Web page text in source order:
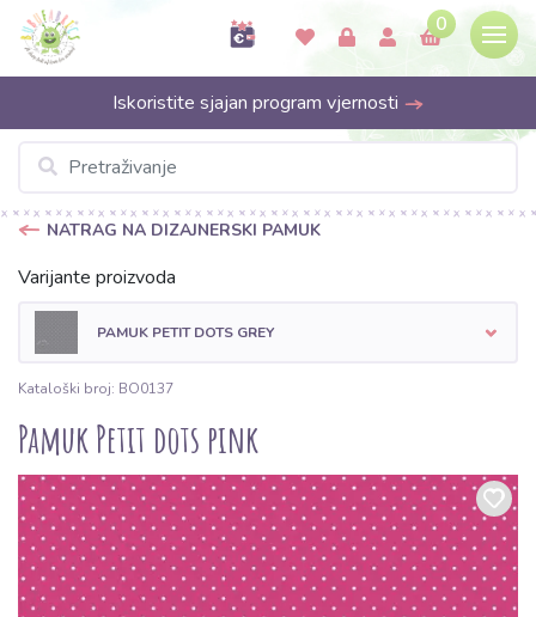
0
Iskoristite sjajan program vjernosti
NATRAG NA DIZAJNERSKI PAMUK
Varijante proizvoda
PAMUK PETIT DOTS GREY
Kataloški broj: BO0137
Pamuk Petit dots pink